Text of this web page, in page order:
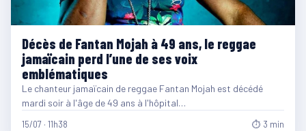
Décès de Fantan Mojah à 49 ans, le reggae
jamaïcain perd l’une de ses voix
emblématiques
Le chanteur jamaïcain de reggae Fantan Mojah est décédé
mardi soir à l'âge de 49 ans à l'hôpital…
15/07 · 11h38 ⏱ 3 min